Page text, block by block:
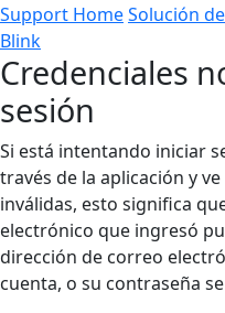
Support HomeSolución
Blink
Credenciales
sesión
Si está intentando iniciar
través de la aplicación y
inválidas, esto significa
electrónico que ingresó
dirección de correo
cuenta, o su contraseña